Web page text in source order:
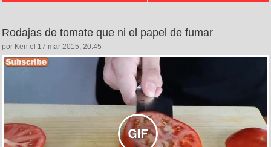
Rodajas de tomate que ni el papel de fumar
por Ken el 17 mar 2015, 20:45